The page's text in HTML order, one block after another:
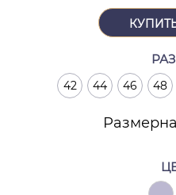
42 44 46 48